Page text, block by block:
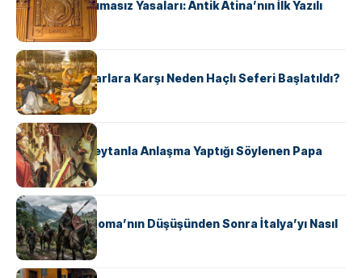
Draco’nun Acımasız Yasaları: Antik Atina’nın İlk Yazılı
Hukuk Kodu
KÜLTÜR
Avrupalı ​​Katharlara Karşı Neden Haçlı Seferi Başlatıldı?
KÜLTÜR
II. Silvester: Şeytanla Anlaşma Yaptığı Söylenen Papa
KÜLTÜR
Ostrogotlar Roma’nın Düşüşünden Sonra İtalya’yı Nasıl
Ele Geçirdi?